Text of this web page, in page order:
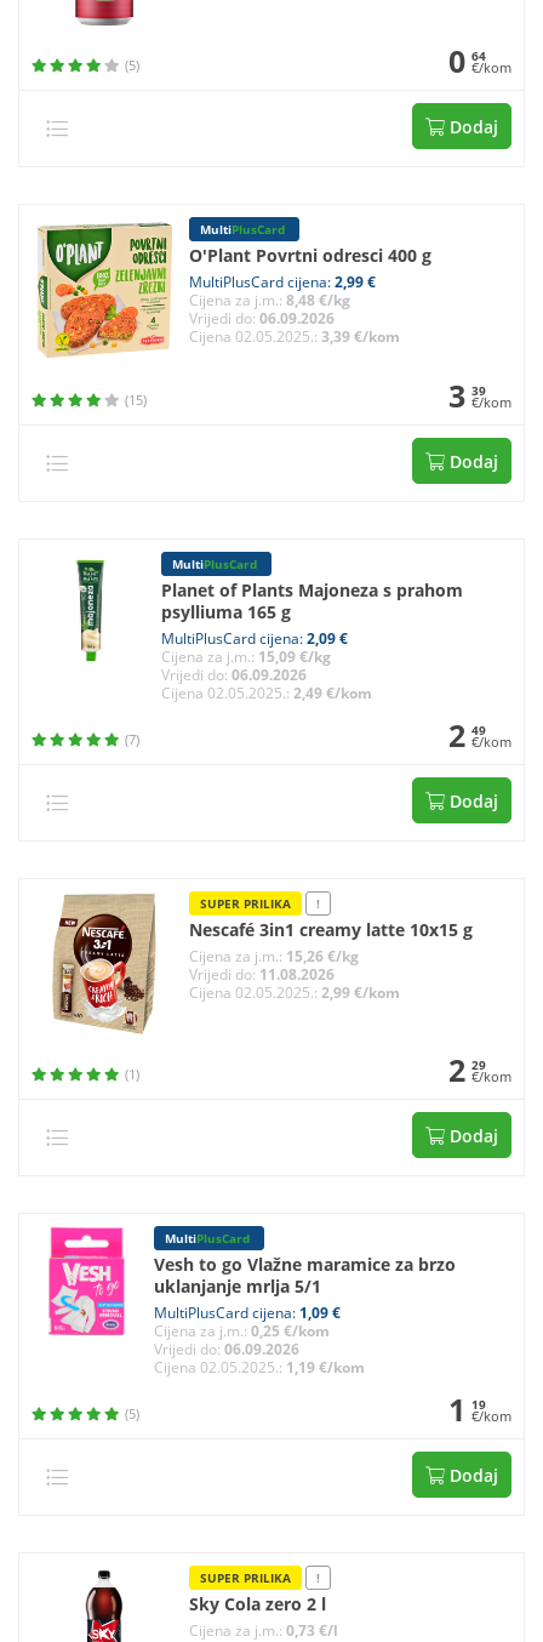
(5) 0 64
€/kom
Dodaj
MultiPlusCard
O'Plant Povrtni odresci 400 g
MultiPlusCard cijena:2,99 €
Cijena za j.m.: 8,48 €/kg
Vrijedi do: 06.09.2026
Cijena 02.05.2025.: 3,39 €/kom
(15) 3 39
€/kom
Dodaj
MultiPlusCard
Planet of Plants Majoneza s prahom
psylliuma 165 g
MultiPlusCard cijena:2,09 €
Cijena za j.m.: 15,09 €/kg
Vrijedi do: 06.09.2026
Cijena 02.05.2025.: 2,49 €/kom
(7) 2 49
€/kom
Dodaj
SUPER PRILIKA !
Nescafé 3in1 creamy latte 10x15 g
Cijena za j.m.: 15,26 €/kg
Vrijedi do: 11.08.2026
Cijena 02.05.2025.: 2,99 €/kom
(1) 2 29
€/kom
Dodaj
MultiPlusCard
Vesh to go Vlažne maramice za brzo
uklanjanje mrlja 5/1
MultiPlusCard cijena: 1,09 €
Cijena za j.m.: 0,25 €/kom
Vrijedi do: 06.09.2026
Cijena 02.05.2025.: 1,19 €/kom
(5) 1 19
€/kom
Dodaj
SUPER PRILIKA !
Sky Cola zero 2 l
Cijena za j.m.: 0,73 €/l